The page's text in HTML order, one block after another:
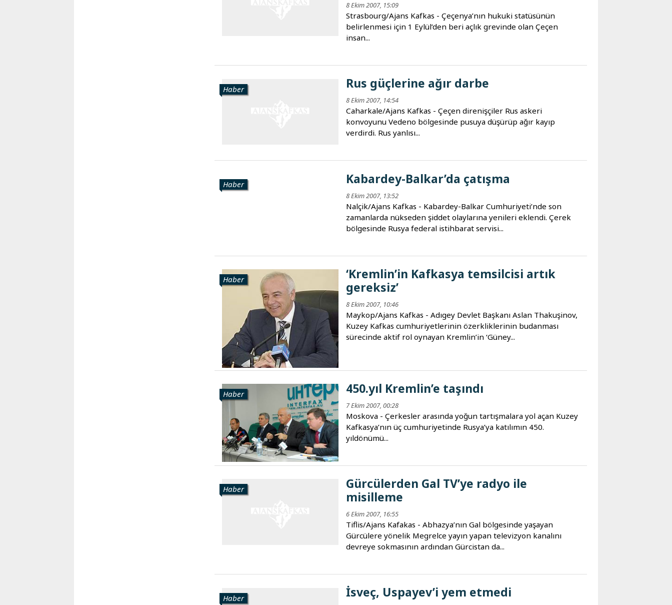
8 Ekim 2007, 15:09
Strasbourg/Ajans Kafkas - Çeçenya’nın hukuki statüsünün
belirlenmesi için 1 Eylül’den beri açlık grevinde olan Çeçen
insan...
Haber Rus güçlerine ağır darbe
8 Ekim 2007, 14:54
Caharkale/Ajans Kafkas - Çeçen direnişçiler Rus askeri
konvoyunu Vedeno bölgesinde pusuya düşürüp ağır kayıp
verdirdi. Rus yanlısı...
Haber Kabardey-Balkar’da çatışma
8 Ekim 2007, 13:52
Nalçik/Ajans Kafkas - Kabardey-Balkar Cumhuriyeti’nde son
zamanlarda nükseden şiddet olaylarına yenileri eklendi. Çerek
bölgesinde Rusya federal istihbarat servisi...
Haber
‘Kremlin’in Kafkasya temsilcisi artık
gereksiz’
8 Ekim 2007, 10:46
Maykop/Ajans Kafkas - Adıgey Devlet Başkanı Aslan Thakuşinov,
Kuzey Kafkas cumhuriyetlerinin özerkliklerinin budanması
sürecinde aktif rol oynayan Kremlin’in ‘Güney...
Haber 450.yıl Kremlin’e taşındı
7 Ekim 2007, 00:28
Moskova - Çerkesler arasında yoğun tartışmalara yol açan Kuzey
Kafkasya’nın üç cumhuriyetinde Rusya’ya katılımın 450.
yıldönümü...
Haber
Gürcülerden Gal TV’ye radyo ile
misilleme
6 Ekim 2007, 16:55
Tiflis/Ajans Kafakas - Abhazya’nın Gal bölgesinde yaşayan
Gürcülere yönelik Megrelce yayın yapan televizyon kanalını
devreye sokmasının ardından Gürcistan da...
Haber İsveç, Uspayev’i yem etmedi